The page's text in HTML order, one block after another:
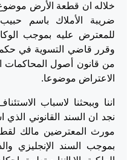
خلاله ان قطعة الأرض
ضريبة الأملاك باسم
الاعتراض موضوعا.
اننا وببحثنا لاسباب
نجد ان السند القانوني
مورث المعترضين مالك
بموجب السند الإنجليزي